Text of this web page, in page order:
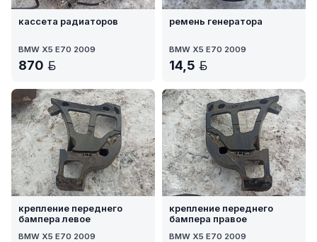
кассета радиаторов
BMW X5 E70 2009
870
ремень генератора
BMW X5 E70 2009
14,5
крепление переднего
бампера левое
BMW X5 E70 2009
крепление переднего
бампера правое
BMW X5 E70 2009